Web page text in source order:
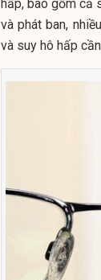
hấp, bao gồm cả
và phát ban,
và suy hô hấp